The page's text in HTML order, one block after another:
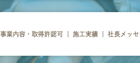
事業内容・取得許認可 施工実績 社長メッ